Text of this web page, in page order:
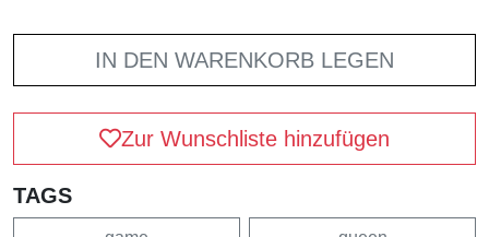
IN DEN WARENKORB LEGEN
Zur Wunschliste hinzufügen
TAGS